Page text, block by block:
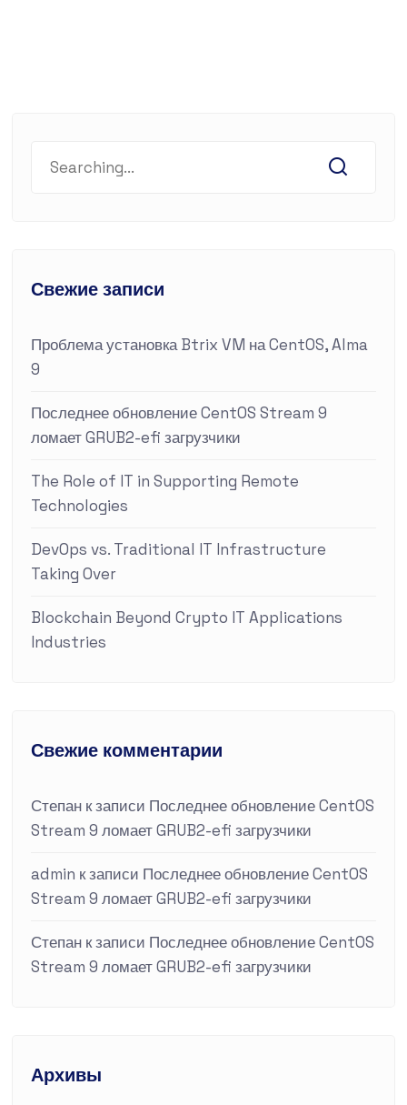
Свежие записи
Проблема установка Btrix VM на CentOS, Alma
9
Последнее обновление CentOS Stream 9
ломает GRUB2-efi загрузчики
The Role of IT in Supporting Remote
Technologies
DevOps vs. Traditional IT Infrastructure
Taking Over
Blockchain Beyond Crypto IT Applications
Industries
Свежие комментарии
Степанк записи Последнее обновление CentOS
Stream 9 ломает GRUB2-efi загрузчики
admin к записи Последнее обновление CentOS
Stream 9 ломает GRUB2-efi загрузчики
Степанк записи Последнее обновление CentOS
Stream 9 ломает GRUB2-efi загрузчики
Архивы